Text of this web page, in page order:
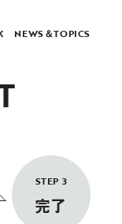
NEWS＆TOPICS
完了